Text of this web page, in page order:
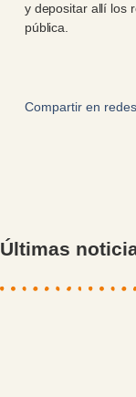
y depositar allí los
pública.
Compartir en
Últimas